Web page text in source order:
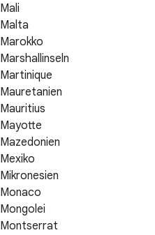
Mali
Malta
Marokko
Marshallinseln
Martinique
Mauretanien
Mauritius
Mayotte
Mazedonien
Mexiko
Mikronesien
Monaco
Mongolei
Montserrat